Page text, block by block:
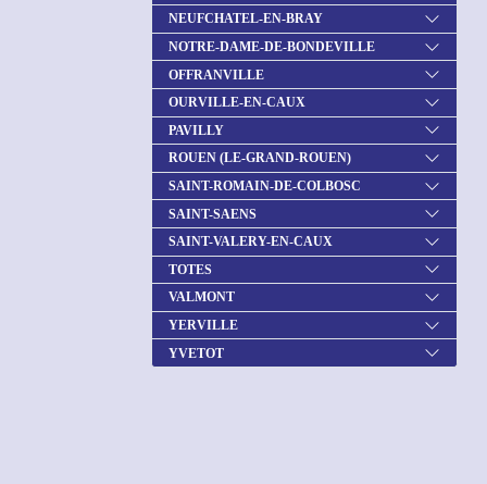
NEUFCHATEL-EN-BRAY
NOTRE-DAME-DE-BONDEVILLE
OFFRANVILLE
OURVILLE-EN-CAUX
PAVILLY
ROUEN (LE-GRAND-ROUEN)
SAINT-ROMAIN-DE-COLBOSC
SAINT-SAENS
SAINT-VALERY-EN-CAUX
TOTES
VALMONT
YERVILLE
YVETOT